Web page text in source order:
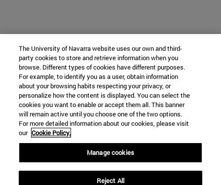
The University of Navarra website uses our own and third-
party cookies to store and retrieve information when you
browse. Different types of cookies have different purposes.
For example, to identify you as a user, obtain information
about your browsing habits respecting your privacy, or
personalize how the content is displayed. You can select the
cookies you want to enable or accept them all. This banner
will remain active until you choose one of the two options.
For more detailed information about our cookies, please visit
our Cookie Policy.
Manage cookies
Reject All